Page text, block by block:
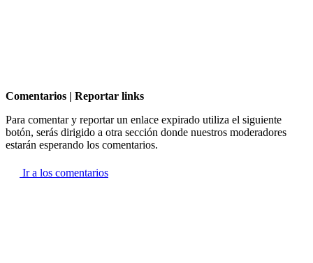
Comentarios | Reportar links
Para comentar y reportar un enlace expirado utiliza el siguiente
botón, serás dirigido a otra sección donde nuestros moderadores
estarán esperando los comentarios.
Ir a los comentarios